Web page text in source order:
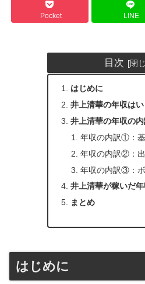
Pocket LINE
目次
はじめに
井上清華の年収はい
井上清華の年収の内
年収の内訳①：
年収の内訳②：
年収の内訳③：
井上清華が稼いだ
まとめ
はじめに